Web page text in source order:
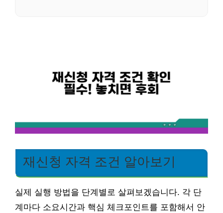
재신청 자격 조건 알아보기
실제 실행 방법을 단계별로 살펴보겠습니다. 각 단
계마다 소요시간과 핵심 체크포인트를 포함해서 안